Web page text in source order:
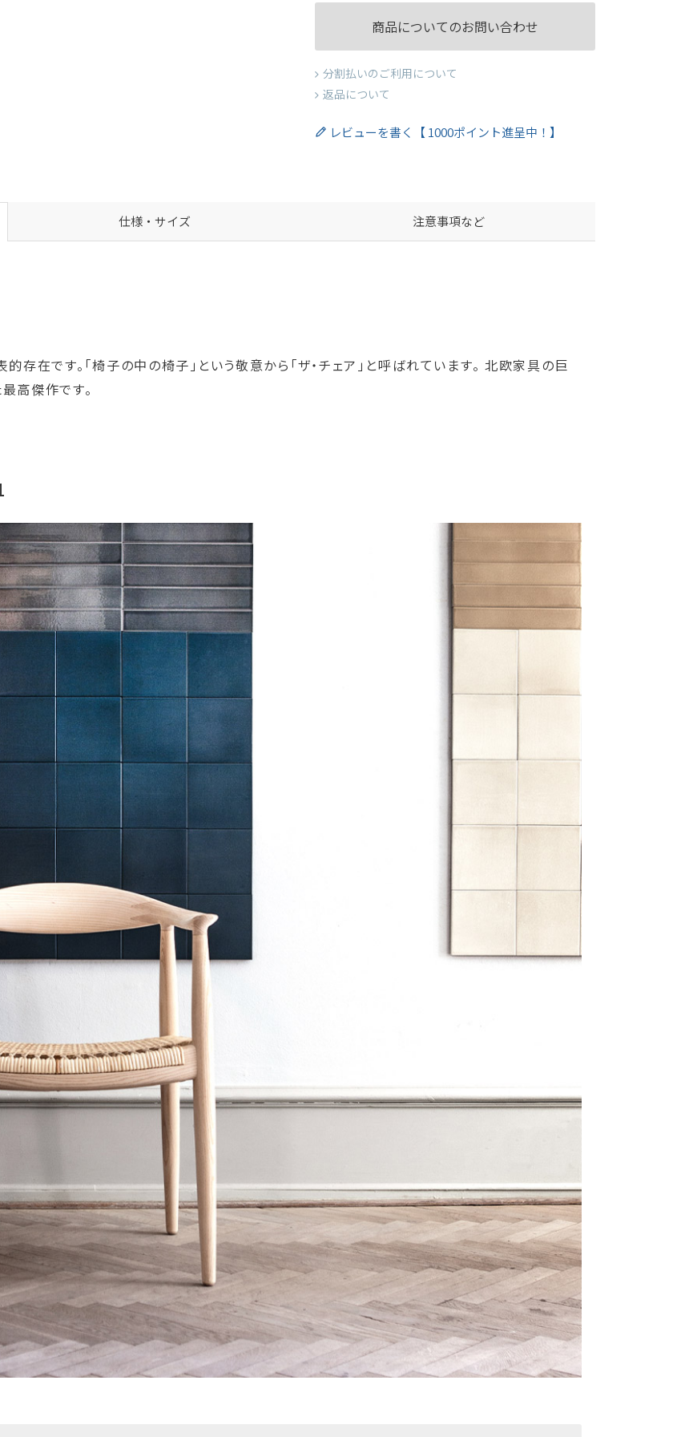
商品についてのお問い合わせ
分割払いのご利用について
返品について
レビューを書く【 1000ポイント進呈中！】
仕様・サイズ 注意事項など
存在です。「椅子の中の椅子」という敬意から「ザ・チェア」と呼ばれています。 北欧家具の巨
高傑作です。